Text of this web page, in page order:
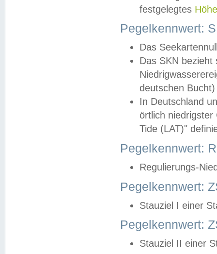
festgelegtes
Pegelkennwert:
Das
Das SKN
deutschen
In Deutschland
örtlich
Tide (LAT)"
Pegelkennwert:
Regulierungs-
Pegelkennwert:
Stauziel I einer
Pegelkennwert:
Stauziel II einer